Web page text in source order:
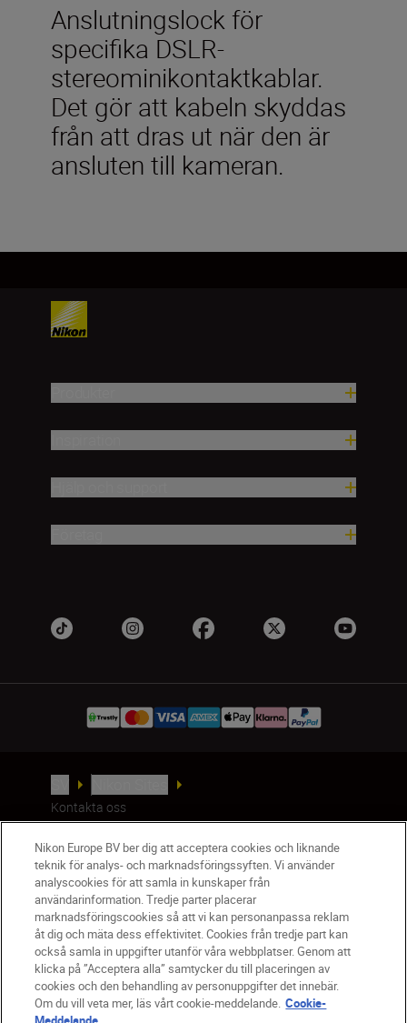
Anslutningslock för
specifika DSLR-
stereominikontaktkablar.
Det gör att kabeln skyddas
från att dras ut när den är
ansluten till kameran.
Kontakta oss
Policydokument om personuppgiftsbehandling
Användningsvillkor
Användarvillkor för Nikon Store
Cookie-meddelande
Tillgänglighet
Cookieinställningar
© 2026 Nikon
SKIP
Nikon Europe BV ber dig att acceptera cookies och liknande
teknik för analys- och marknadsföringssyften. Vi använder
analyscookies för att samla in kunskaper från
användarinformation. Tredje parter placerar
marknadsföringscookies så att vi kan personanpassa reklam
åt dig och mäta dess effektivitet. Cookies från tredje part kan
också samla in uppgifter utanför våra webbplatser. Genom att
klicka på ”Acceptera alla” samtycker du till placeringen av
cookies och den behandling av personuppgifter det innebär.
Om du vill veta mer, läs vårt cookie-meddelande. Cookie-